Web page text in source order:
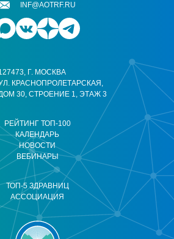
РЕЙТИНГ ТОП-100
КАЛЕНДАРЬ
НОВОСТИ
ВЕБИНАРЫ
ТОП-5 ЗДРАВНИЦ
АССОЦИАЦИЯ
Г. МОСКВА
КРАСНОПРОЛЕТАРСКАЯ,
30, СТРОЕНИЕ 1, ЭТАЖ 3
INF@AOTRF.RU